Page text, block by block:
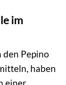
im
den Pepino
haben
einer